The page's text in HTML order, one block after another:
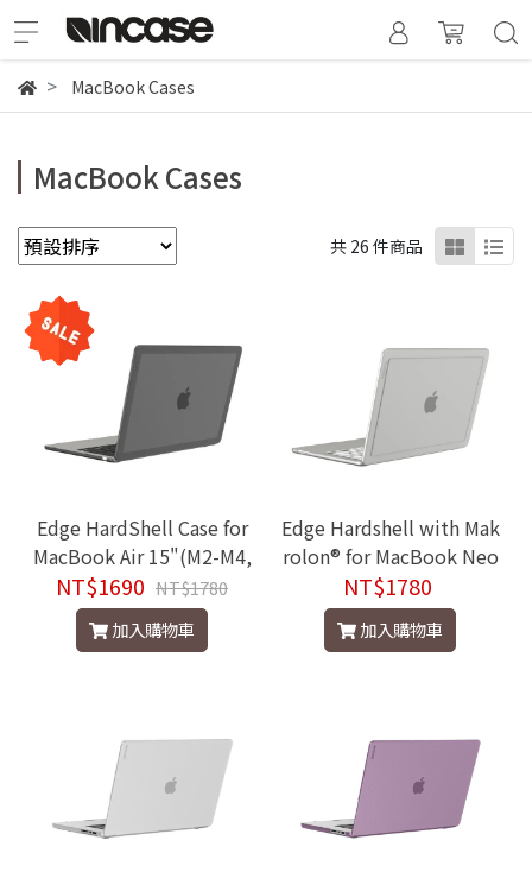
MacBook Cases
MacBook Cases
共 26 件商品
Edge HardShell Case for
MacBook Air 15"(M2-M4,
2022-2025)
NT$1690 NT$1780
加入購物車
Edge Hardshell with Mak
rolon® for MacBook Neo
13"
NT$1780
加入購物車